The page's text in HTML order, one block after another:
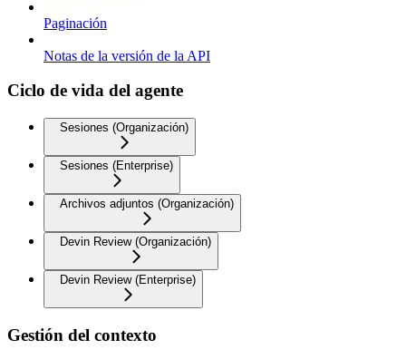
Paginación
Notas de la versión de la API
Ciclo de vida del agente
Sesiones (Organización)
Sesiones (Enterprise)
Archivos adjuntos (Organización)
Devin Review (Organización)
Devin Review (Enterprise)
Gestión del contexto